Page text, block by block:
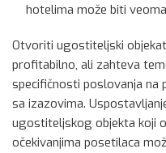
hotelima može biti
Otvoriti ugostiteljski
profitabilno, ali zahteva
specifičnosti poslovanja na
sa izazovima.
ugostiteljskog objekta koji
očekivanjima posetilaca